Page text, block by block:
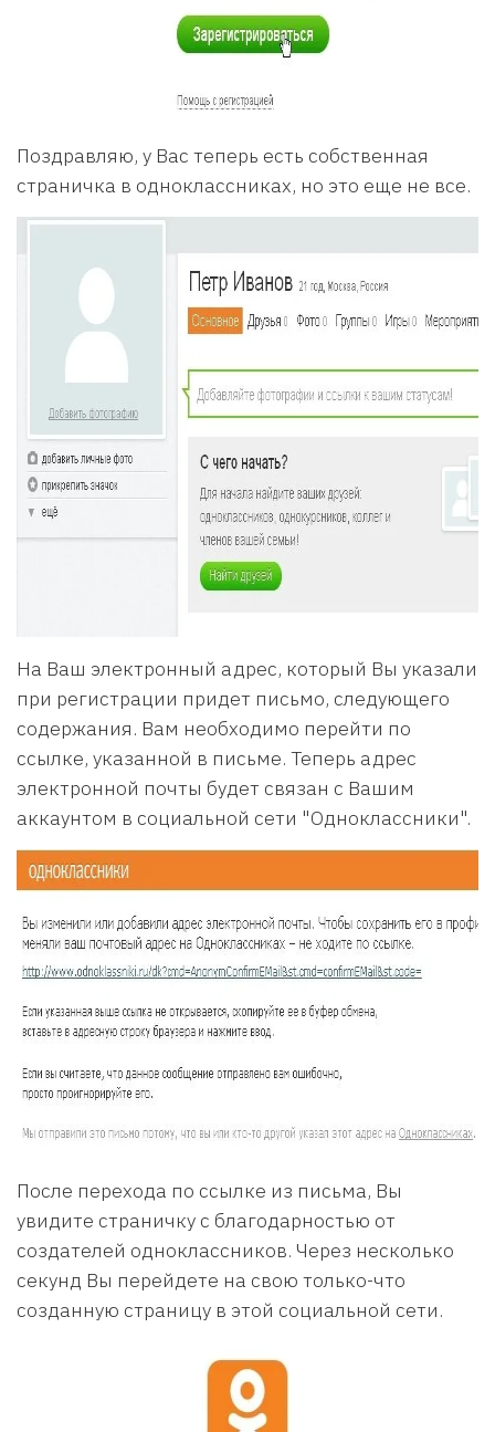
Поздравляю, у Вас теперь есть собственная
страничка в одноклассниках, но это еще не все.
На Ваш электронный адрес, который Вы указали
при регистрации придет письмо, следующего
содержания. Вам необходимо перейти по
ссылке, указанной в письме. Теперь адрес
электронной почты будет связан с Вашим
аккаунтом в социальной сети "Одноклассники".
После перехода по ссылке из письма, Вы
увидите страничку с благодарностью от
создателей одноклассников. Через несколько
секунд Вы перейдете на свою только-что
созданную страницу в этой социальной сети.